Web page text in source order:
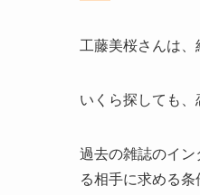
工藤美桜さんは、
いくら探しても、
過去の雑誌のイ
る相手に求める条